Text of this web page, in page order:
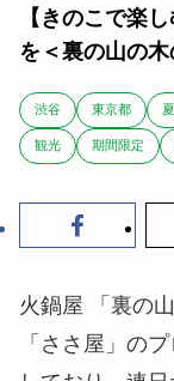
【きのこで楽
を＜裏の山の木
渋谷 東京都 夏
観光 期間限定
火鍋屋 「裏の
「ささ屋」の